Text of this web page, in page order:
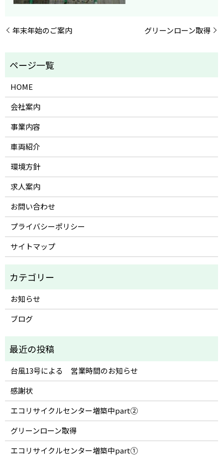
年末年始のご案内 グリーンローン取得
HOME
会社案内
事業内容
車両紹介
環境方針
求人案内
お問い合わせ
プライバシーポリシー
サイトマップ
お知らせ
ブログ
台風13号による 営業時間のお知らせ
感謝状
エコリサイクルセンター増築中part②
グリーンローン取得
エコリサイクルセンター増築中part①